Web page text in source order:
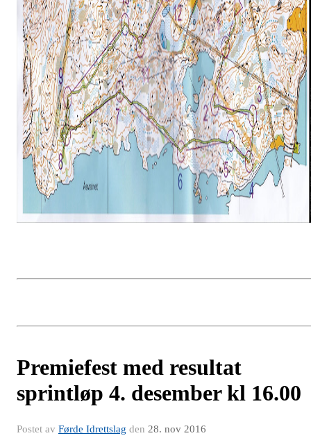
Premiefest med resultat
sprintløp 4. desember kl 16.00
Postet av Førde Idrettslag den 28. nov 2016